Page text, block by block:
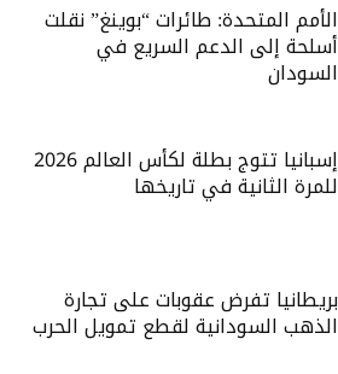
الأمم المتحدة: طائرات “بوينغ” نقلت
أسلحة إلى الدعم السريع في
السودان
إسبانيا تتوج بطلة لكأس العالم 2026
للمرة الثانية في تاريخها
بريطانيا تفرض عقوبات على تجارة
الذهب السودانية لقطع تمويل الحرب